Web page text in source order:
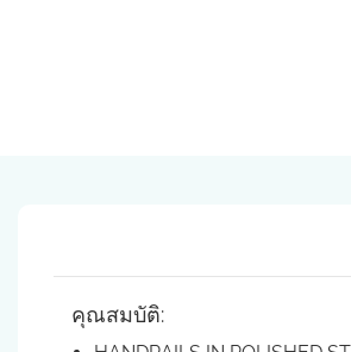
คุณสมบัติ: